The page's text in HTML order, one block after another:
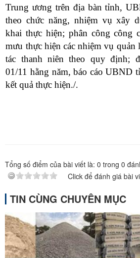
Trung ương trên địa bàn tỉnh,
theo chức năng, nhiệm vụ xây
khai thực hiện; phân công công
mưu thực hiện các nhiệm vụ quản
tác thanh niên theo quy định; đ
01/11 hằng năm, báo cáo UBND
kết quả thực hiện./.
Tổng số điểm của bài viết là: 0 trong 0
Click để đánh giá bài
TIN CÙNG CHUYÊN MỤC